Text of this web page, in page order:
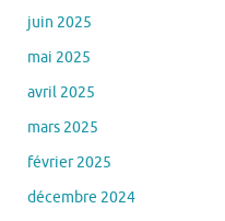
juin 2025
mai 2025
avril 2025
mars 2025
février 2025
décembre 2024